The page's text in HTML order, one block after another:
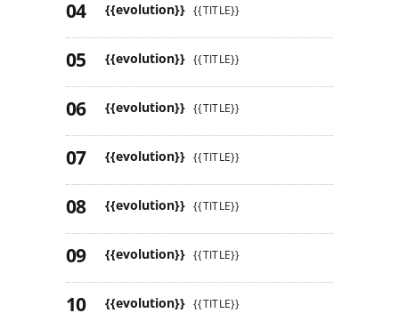
{{evolution}} {{TITLE}}
{{evolution}} {{TITLE}}
{{evolution}} {{TITLE}}
{{evolution}} {{TITLE}}
{{evolution}} {{TITLE}}
{{evolution}} {{TITLE}}
{{evolution}} {{TITLE}}